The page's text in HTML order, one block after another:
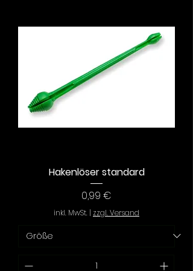
Hakenlöser standard
Preis
0,99 €
inkl. MwSt. | zzgl. Versand